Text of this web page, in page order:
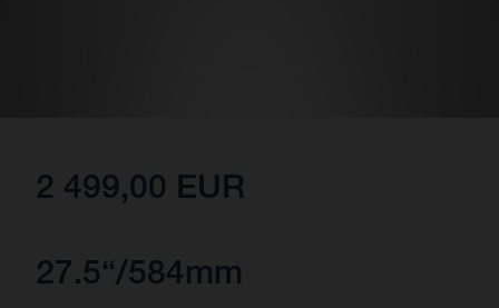
2 499,00 EUR
27.5“/584mm